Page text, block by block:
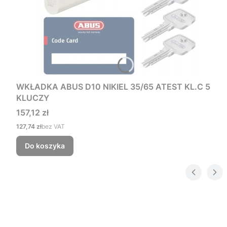
WKŁADKA ABUS D10 NIKIEL 35/65 ATEST KL.C 5
KLUCZY
Cena
157,12 zł
Cena
127,74 złbez VAT
Do koszyka